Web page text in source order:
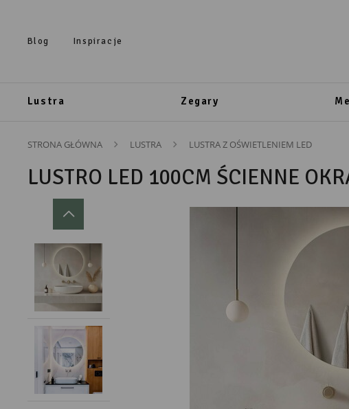
Blog Inspiracje
Lustra Zegary
STRONA GŁÓWNA LUSTRA LUSTRA Z OŚWIETLENIEM LED
LUSTRO LED 100CM ŚCIENNE